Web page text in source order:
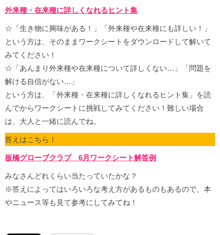
外来種・在来種に詳しくなれるヒント集
☆「生き物に興味がある！」「外来種や在来種にも詳しい！」
という方は、そのままワークシートをダウンロードして解いて
みてください！
☆「あんまり外来種や在来種について詳しくない…」「問題を
解ける自信がない…」
という方は、「外来種・在来種に詳しくなれるヒント集」を読
んでからワークシートに挑戦してみてください！難しい場合
は、大人と一緒に読んでね。
答えはこちら！
板橋グローブクラブ 6月ワークシート解答例
みなさんどれくらい当たっていたかな？
※答えによってはいろいろな考え方があるものもあるので、本
やニュース等も見て参考にしてみてね！